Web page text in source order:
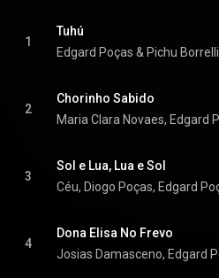
1
Tuhú
Edgard Poças & Pichu Borrelli
2
Chorinho Sabido
3
Sol e Lua, Lua e Sol
4
Dona Elisa No Frevo